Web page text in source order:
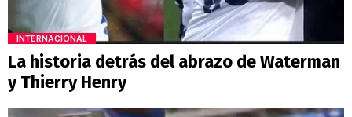
INTERNACIONAL
La historia detrás del abrazo de Waterman
y Thierry Henry